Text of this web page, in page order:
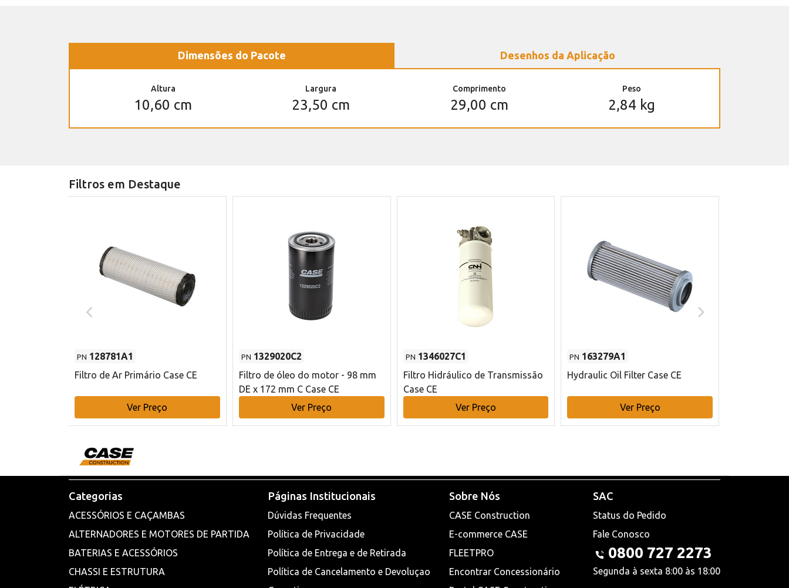
Dimensões do Pacote Desenhos da Aplicação
Altura
10,60 cm
Largura
23,50 cm
Comprimento
29,00 cm
Peso
2,84 kg
Filtros em Destaque
PN 128781A1
Filtro de Ar Primário Case CE
Ver Preço
PN 1329020C2
Filtro de óleo do motor - 98 mm
DE x 172 mm C Case CE
Ver Preço
PN 1346027C1
Filtro Hidráulico de Transmissão
Case CE
Ver Preço
PN 163279A1
Hydraulic Oil Filter Case CE
Ver Preço
Categorias
ACESSÓRIOS E CAÇAMBAS
ALTERNADORES E MOTORES DE PARTIDA
BATERIAS E ACESSÓRIOS
CHASSI E ESTRUTURA
Páginas Institucionais
Dúvidas Frequentes
Política de Privacidade
Política de Entrega e de Retirada
Política de Cancelamento e Devoluçao
Sobre Nós
CASE Construction
E-commerce CASE
FLEETPRO
Encontrar Concessionário
SAC
Status do Pedido
Fale Conosco
0800 727 2273
Segunda à sexta 8:00 às 18:00